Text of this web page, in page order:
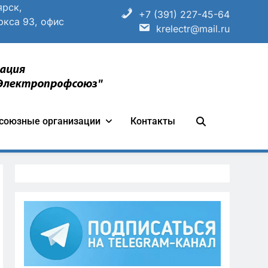
93, офис
+7 (391) 227-45-64
krelectr@mail.ru
«Всероссийский
организации Контакты